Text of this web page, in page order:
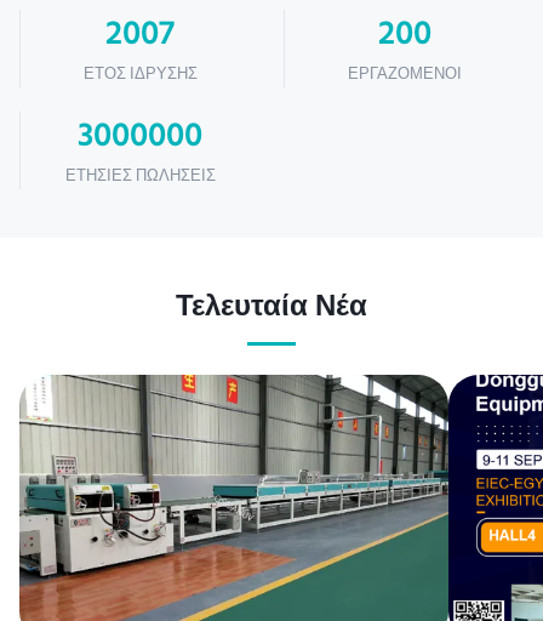
2007
ΈΤΟΣ ΊΔΡΥΣΗΣ
200
ΕΡΓΑΖΌΜΕΝΟΙ
3000000
ΕΤΉΣΙΕΣ ΠΩΛΉΣΕΙΣ
Τελευταία Νέα